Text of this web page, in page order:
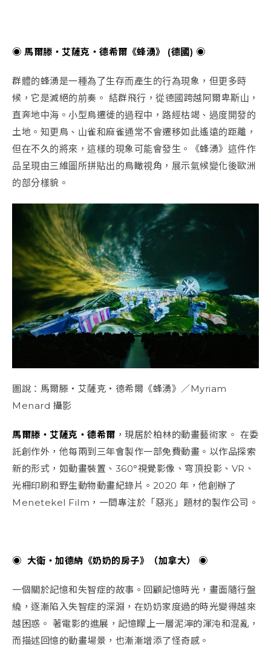
◉ 馬爾滕・艾薩克・德希爾《蜂湧》 (德國) ◉
群體的蜂湧是一種為了生存而產生的行為現象，但更多時
候，它是滅絕的前奏。 結群飛行，從德國跨越阿爾卑斯山，
直奔地中海。小型鳥遷徙的過程中，路經枯竭、過度開發的
土地。知更鳥、山雀和麻雀通常不會遷移如此遙遠的距離，
但在不久的將來，這樣的現象可能會發生。《蜂湧》這件作
品呈現由三維圖所拼貼出的鳥瞰視角，展示氣候變化後歐洲
的部分樣貌。
圖說：馬爾滕・艾薩克・德希爾《蜂湧》／Myriam
Menard 攝影
馬爾滕・艾薩克・德希爾 ，現居於柏林的動畫藝術家。 在委
託創作外，他每兩到三年會製作一部免費動畫。以作品探索
新的形式，如動畫裝置、360°視覺影像、穹頂投影、VR、
光柵印刷和野生動物動畫紀錄片。2020 年，他創辦了
Menetekel Film，一間專注於「惡兆」題材的製作公司。
◉ 大衛・加德納《奶奶的房子》（加拿大） ◉
一個關於記憶和失智症的故事。回顧記憶時光，畫面隨行盤
繞，逐漸陷入失智症的深淵，在奶奶家度過的時光變得越來
越困惑。 著電影的進展，記憶矇上一層泥濘的渾沌和混亂，
而描述回憶的動畫場景，也漸漸增添了怪奇感。